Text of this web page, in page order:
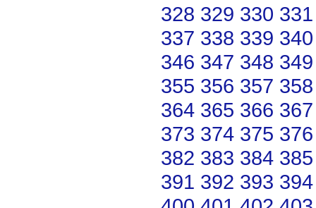
328 329 330 331
337 338 339 340
346 347 348 349
355 356 357 358
364 365 366 367
373 374 375 376
382 383 384 385
391 392 393 394